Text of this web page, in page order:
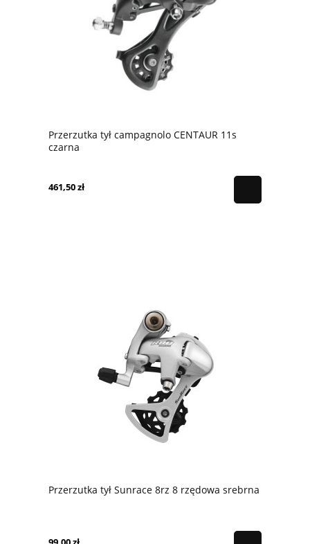
Przerzutka tył campagnolo CENTAUR 11s
czarna
461,50 zł
Przerzutka tył Sunrace 8rz 8 rzędowa srebrna